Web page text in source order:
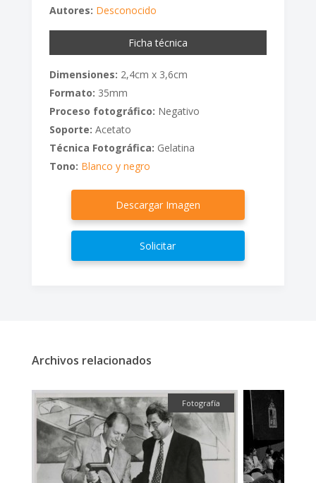
Autores: Desconocido
Ficha técnica
Dimensiones: 2,4cm x 3,6cm
Formato: 35mm
Proceso fotográfico: Negativo
Soporte: Acetato
Técnica Fotográfica: Gelatina
Tono: Blanco y negro
Descargar Imagen
Solicitar
Archivos relacionados
Fotografía